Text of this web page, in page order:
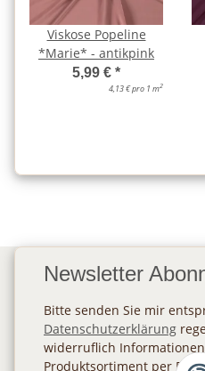
Viskose Popeline
*Marie* - antikpink
5,99 € *
4,13 € pro 1 m2
Newsletter
Bitte senden Sie mir
Datenschutzerklärung
widerruflich
Produktsortiment per E-